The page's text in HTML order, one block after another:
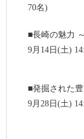
70名)
■長崎の魅力
9月14日(土)
■発掘された
9月28日(土)